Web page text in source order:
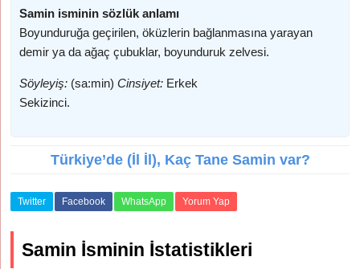
Samin isminin sözlük anlamı
Boyunduruğa geçirilen, öküzlerin bağlanmasına yarayan
demir ya da ağaç çubuklar, boyunduruk zelvesi.
Söyleyiş: (sa:min)Cinsiyet: Erkek
Sekizinci.
Türkiye’de (İl İl), Kaç Tane Samin var?
Twitter Facebook WhatsApp Yorum Yap
Samin İsminin İstatistikleri